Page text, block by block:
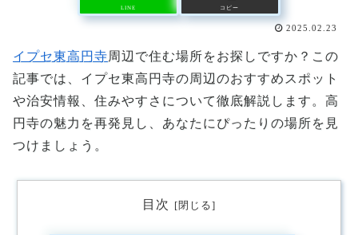
LINE コピー
2025.02.23
イプセ東高円寺周辺で住む場所をお探しですか？この
記事では、イプセ東高円寺の周辺のおすすめスポット
や治安情報、住みやすさについて徹底解説します。高
円寺の魅力を再発見し、あなたにぴったりの場所を見
つけましょう。
目次